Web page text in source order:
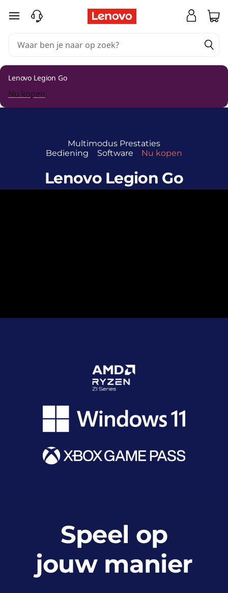
Ga naar de hoofdinhoud
Lenovo Legion Go
Nu kopen
Multimodus Prestaties
Bediening
Software Nu kopen
Lenovo Legion Go
Speel op
jouw manier